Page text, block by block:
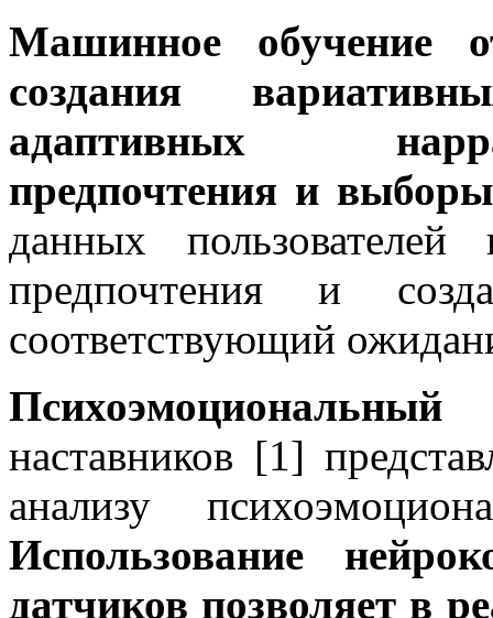
Машинное обучение
создания
адаптивных
предпочтения и
данных пользователей
предпочтения и
соответствующий
наставников [1]
анализу
Использование
датчиков позволяет в